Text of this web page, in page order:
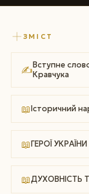
ЗМІСТ
✍Вступне
Кравчука
📖Історичний
📖ГЕРОЇ УКРАЇНИ
📖ДУХОВНІСТЬ